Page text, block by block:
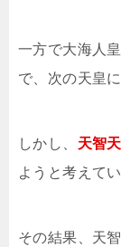
一方で大海人
で、次の天皇
しかし、 天智
ようと考えてい
その結果、天